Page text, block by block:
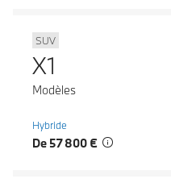
SUV
X1
Modèles
Hybride
De 57 800 €